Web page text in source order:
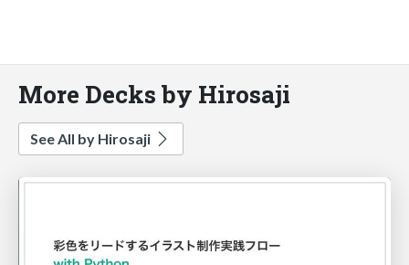
More Decks by Hirosaji
See All by Hirosaji